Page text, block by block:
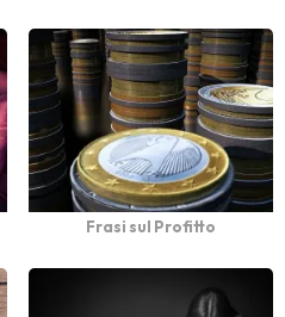
Frasi sul Profitto